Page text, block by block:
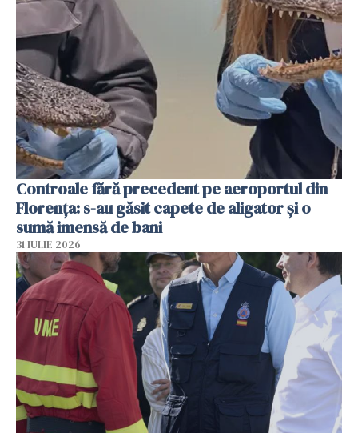
Controale fără precedent pe aeroportul din
Florența: s-au găsit capete de aligator și o
sumă imensă de bani
31 IULIE 2026